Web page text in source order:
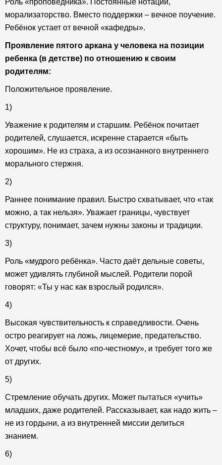
Роль «проповедника». Постоянные нотации,
морализаторство. Вместо поддержки – вечное поучение.
Ребёнок устает от вечной «кафедры».
Проявление пятого аркана у человека на позиции
ребенка (в детстве) по отношению к своим
родителям:
Положительное проявление.
1)
Уважение к родителям и старшим. Ребёнок почитает
родителей, слушается, искренне старается «быть
хорошим». Не из страха, а из осознанного внутреннего
морального стержня.
2)
Раннее понимание правил. Быстро схватывает, что «так
можно, а так нельзя». Уважает границы, чувствует
структуру, понимает, зачем нужны законы и традиции.
3)
Роль «мудрого ребёнка». Часто даёт дельные советы,
может удивлять глубиной мыслей. Родители порой
говорят: «Ты у нас как взрослый родился».
4)
Высокая чувствительность к справедливости. Очень
остро реагирует на ложь, лицемерие, предательство.
Хочет, чтобы всё было «по-честному», и требует того же
от других.
5)
Стремление обучать других. Может пытаться «учить»
младших, даже родителей. Рассказывает, как надо жить –
не из гордыни, а из внутренней миссии делиться
знанием.
6)